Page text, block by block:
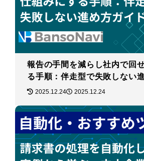
報告の手間を減らし社内で回
る手順：伴走型で失敗しない
2025.12.24 2025.12.24